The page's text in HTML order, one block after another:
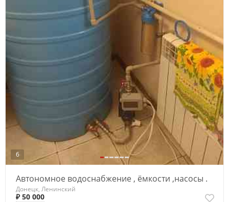
6
Автономное водоснабжение , ёмкости ,насосы .
Донецк, Ленинский
₽ 50 000